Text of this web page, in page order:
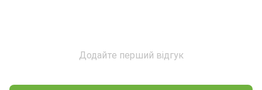
Додайте перший відгук